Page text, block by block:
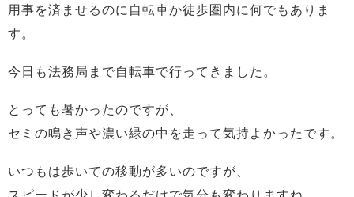
用事を済ませるのに自転車か徒歩圏内に何でもありま
す。
今日も法務局まで自転車で行ってきました。
とっても暑かったのですが、
セミの鳴き声や濃い緑の中を走って気持よかったです。
いつもは歩いての移動が多いのですが、